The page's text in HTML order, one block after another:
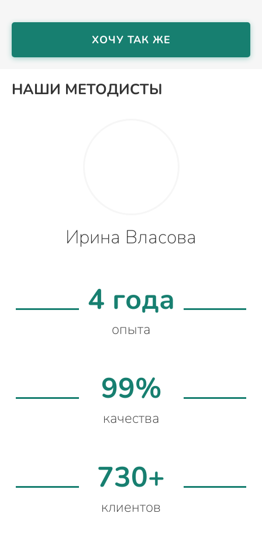
ХОЧУ ТАК ЖЕ
НАШИ МЕТОДИСТЫ
Ирина Власова
4 года
опыта
99%
качества
730+
клиентов